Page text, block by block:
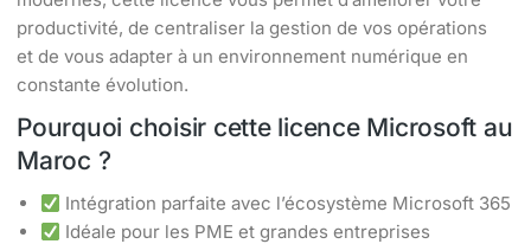
productivité, de centraliser la gestion de vos opérations
et de vous adapter à un environnement numérique en
constante évolution.
Pourquoi choisir cette licence Microsoft au
Maroc ?
Intégration parfaite avec l’écosystème Microsoft 365
Idéale pour les PME et grandes entreprises